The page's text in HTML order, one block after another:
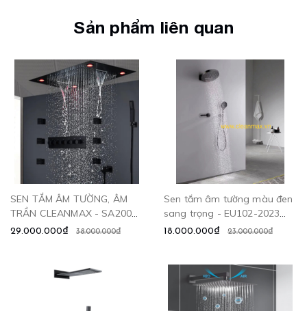
Sản phẩm liên quan
SEN TẮM ÂM TƯỜNG, ÂM
TRẦN CLEANMAX - SA2003
CLEANMAX
29.000.000₫ 38.000.000₫
Sen tắm âm tường màu đen
sang trọng - EU102-2023
CLEANMAX
18.000.000₫ 23.000.000₫